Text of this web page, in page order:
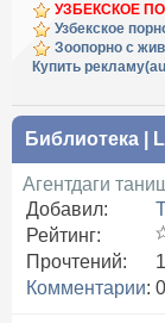
УЗБЕКСКОЕ
Узбекское
Зоопорно с
Купить
Библиотека
Агентдаги
Добавил:
Рейтинг:
Прочтений:
Комментарии: 0